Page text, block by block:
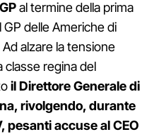
al termine della prima
delle Americhe di
alzare la tensione
classe regina del
il Direttore Generale di
rivolgendo, durante
accuse al CEO